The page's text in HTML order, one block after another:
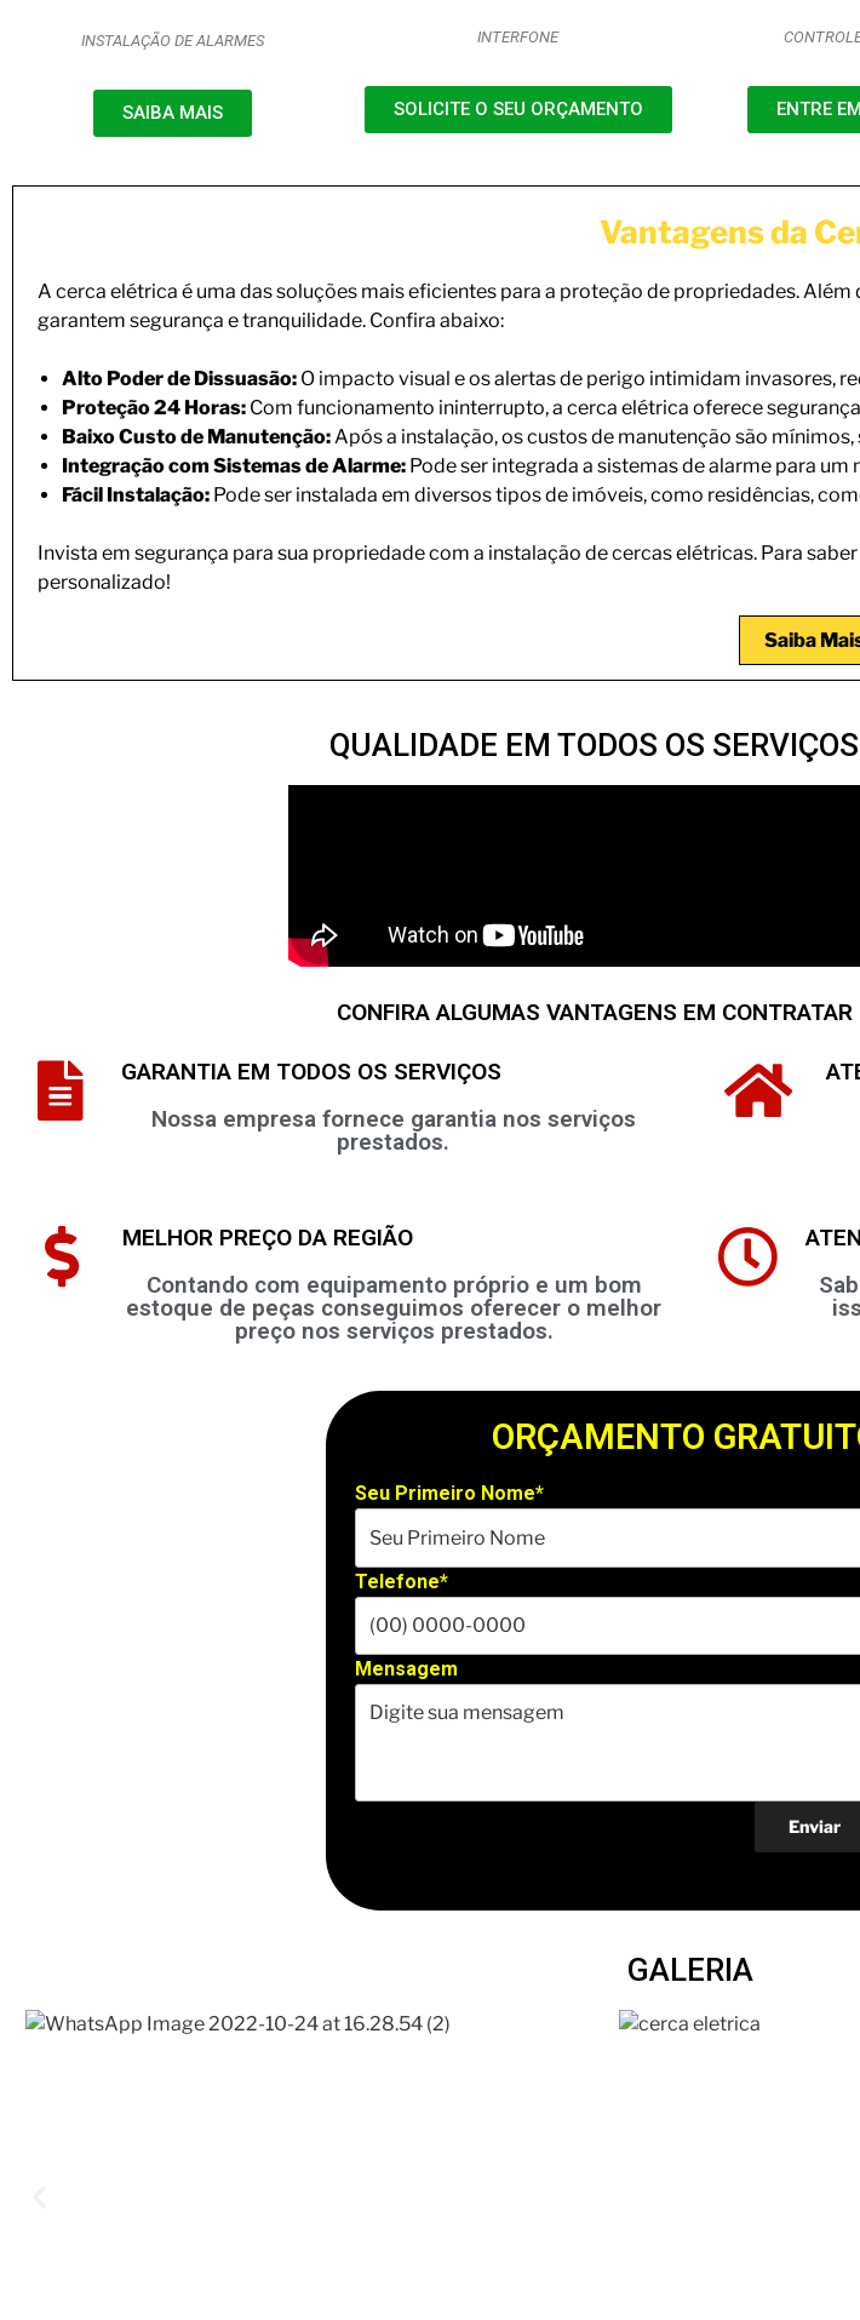
INSTALAÇÃO DE ALARMES
SAIBA MAIS
INTERFONE
SOLICITE O SEU ORÇAMENTO ENTRE
Vantagens da
A cerca elétrica é uma das soluções mais eficientes para a proteção de propriedades.
garantem segurança e tranquilidade. Confira abaixo:
Alto Poder de Dissuasão: O impacto visual e os alertas de perigo intimidam invasores,
Proteção 24 Horas: Com funcionamento ininterrupto, a cerca elétrica oferece
Baixo Custo de Manutenção:Após a instalação, os custos de manutenção são
Integração com Sistemas de Alarme: Pode ser integrada a sistemas de alarme para
Fácil Instalação: Pode ser instalada em diversos tipos de imóveis, como residências,
Invista em segurança para sua propriedade com a instalação de cercas elétricas. Para
personalizado!
Saiba
QUALIDADE EM TODOS OS
CONFIRA ALGUMAS VANTAGENS EM
GARANTIA EM TODOS OS SERVIÇOS
Nossa empresa fornece garantia nos serviços
prestados.
MELHOR PREÇO DA REGIÃO
Contando com equipamento próprio e um bom
estoque de peças conseguimos oferecer o melhor
preço nos serviços prestados.
ORÇAMENTO
Seu Primeiro Nome*
Telefone*
Mensagem
GALERIA